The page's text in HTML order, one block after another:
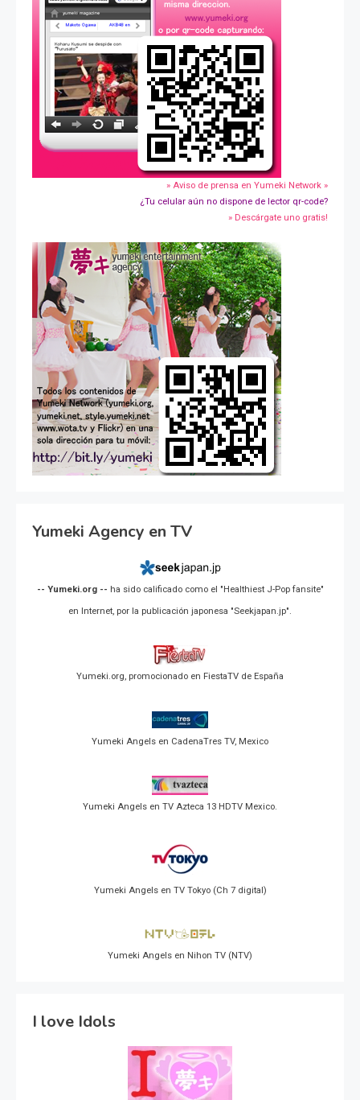
» Aviso de prensa en Yumeki Network »
¿Tu celular aún no dispone de lector qr-code?
» Descárgate uno gratis!
Yumeki Agency en TV
-- Yumeki.org -- ha sido calificado como el "Healthiest J-Pop fansite"
en Internet, por la publicación japonesa "Seekjapan.jp".
Yumeki.org, promocionado en FiestaTV de España
Yumeki Angels en CadenaTres TV, Mexico
Yumeki Angels en TV Azteca 13 HDTV Mexico.
Yumeki Angels en TV Tokyo (Ch 7 digital)
Yumeki Angels en Nihon TV (NTV)
I love Idols